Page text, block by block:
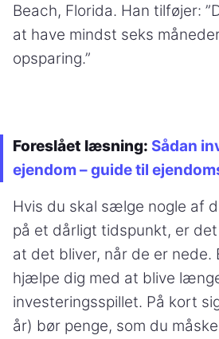
Beach, Florida. Han tilføjer:
at have mindst seks
opsparing.”
Foreslået læsning: Sådan
ejendom – guide til
Hvis du skal sælge nogle af
på et dårligt tidspunkt, er
at det bliver, når de er nede.
hjælpe dig med at blive
investeringsspillet. På kort
år) bør penge, som du